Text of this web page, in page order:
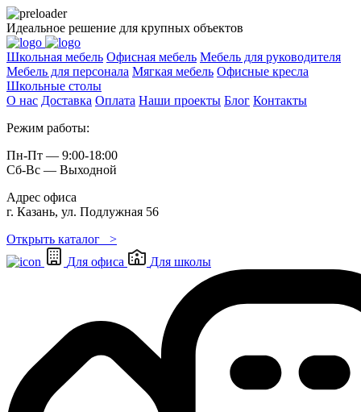
Идеальное решение для крупных объектов
Школьная мебель Офисная мебель Мебель для руководителя
Мебель для персонала Мягкая мебель Офисные кресла
Школьные cтолы
О нас Доставка Оплата Наши проекты Блог Контакты
Режим работы:
Пн-Пт — 9:00-18:00
Сб-Вс — Выходной
Адрес офиса
г. Казань, ул. Подлужная 56
Открыть каталог >
Для офиса
Для школы